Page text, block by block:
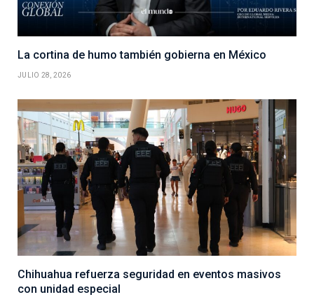
La cortina de humo también gobierna en México
JULIO 28, 2026
Chihuahua refuerza seguridad en eventos masivos
con unidad especial